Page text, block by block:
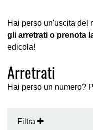
Hai perso un'uscita del
gli arretrati o prenota
edicola!
Arretrati
Hai perso un numero?
Filtra